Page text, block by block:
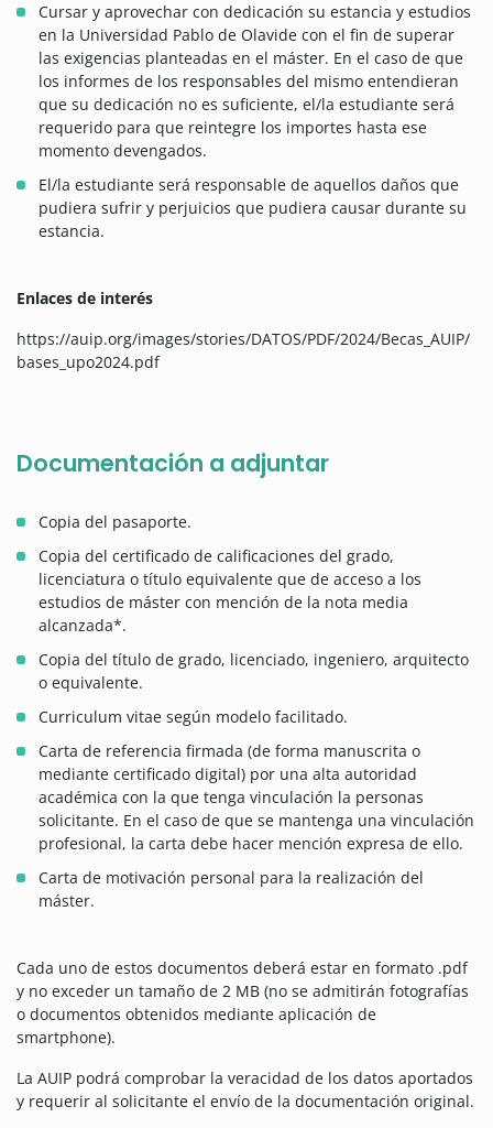
Cursar y aprovechar con dedicación su estancia y estudios
en la Universidad Pablo de Olavide con el fin de superar
las exigencias planteadas en el máster. En el caso de que
los informes de los responsables del mismo entendieran
que su dedicación no es suficiente, el/la estudiante será
requerido para que reintegre los importes hasta ese
momento devengados.
El/la estudiante será responsable de aquellos daños que
pudiera sufrir y perjuicios que pudiera causar durante su
estancia.
Enlaces de interés
https://auip.org/images/stories/DATOS/PDF/2024/Becas_AUIP/
bases_upo2024.pdf
Documentación a adjuntar
Copia del pasaporte.
Copia del certificado de calificaciones del grado,
licenciatura o título equivalente que de acceso a los
estudios de máster con mención de la nota media
alcanzada*.
Copia del título de grado, licenciado, ingeniero, arquitecto
o equivalente.
Curriculum vitae según modelo facilitado.
Carta de referencia firmada (de forma manuscrita o
mediante certificado digital) por una alta autoridad
académica con la que tenga vinculación la personas
solicitante. En el caso de que se mantenga una vinculación
profesional, la carta debe hacer mención expresa de ello.
Carta de motivación personal para la realización del
máster.
Cada uno de estos documentos deberá estar en formato .pdf
y no exceder un tamaño de 2 MB (no se admitirán fotografías
o documentos obtenidos mediante aplicación de
smartphone).
La AUIP podrá comprobar la veracidad de los datos aportados
y requerir al solicitante el envío de la documentación original.